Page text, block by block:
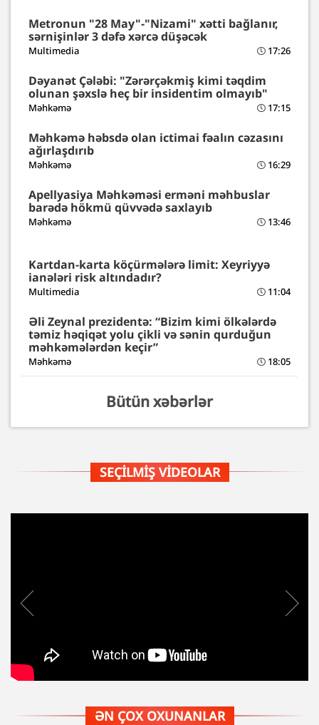
Metronun "28 May"-"Nizami" xətti bağlanır,
sərnişinlər 3 dəfə xərcə düşəcək
Multimedia 17:26
Dəyanət Çələbi: "Zərərçəkmiş kimi təqdim
olunan şəxslə heç bir insidentim olmayıb"
Məhkəmə 17:15
Məhkəmə həbsdə olan ictimai fəalın cəzasını
ağırlaşdırıb
Məhkəmə 16:29
Apellyasiya Məhkəməsi erməni məhbuslar
barədə hökmü qüvvədə saxlayıb
Məhkəmə 13:46
Kartdan-karta köçürmələrə limit: Xeyriyyə
ianələri risk altındadır?
Multimedia 11:04
Əli Zeynal prezidentə: “Bizim kimi ölkələrdə
təmiz həqiqət yolu çikli və sənin qurduğun
məhkəmələrdən keçir”
Məhkəmə 18:05
Bütün xəbərlər
SEÇILMIŞ VIDEOLAR
ƏN ÇOX OXUNANLAR